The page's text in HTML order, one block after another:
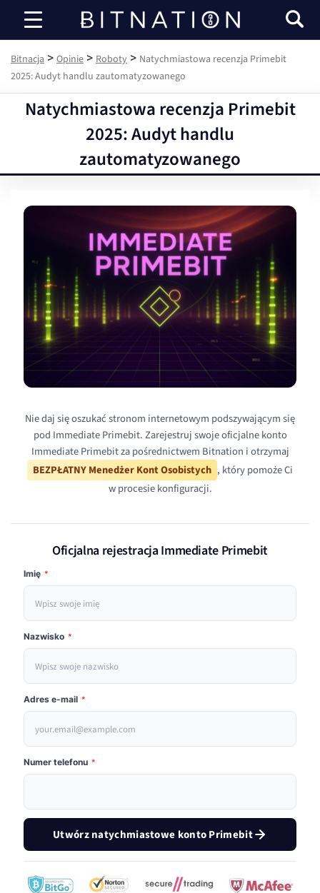
Bitnacja
Bitnacja > Opinie > Roboty > Natychmiastowa recenzja Primebit
2025: Audyt handlu zautomatyzowanego
Natychmiastowa recenzja Primebit
2025: Audyt handlu
zautomatyzowanego
Nie daj się oszukać stronom internetowym podszywającym się
pod Immediate Primebit. Zarejestruj swoje oficjalne konto
Immediate Primebit za pośrednictwem Bitnation i otrzymaj
BEZPŁATNY Menedżer Kont Osobistych , który pomoże Ci
w procesie konfiguracji.
Oficjalna rejestracja Immediate Primebit
Imię *
Nazwisko *
Adres e-mail *
Numer telefonu *
Utwórz natychmiastowe konto Primebit